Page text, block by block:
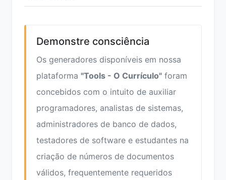
Demonstre consciência
Os generadores disponíveis em nossa
plataforma "Tools - O Currículo" foram
concebidos com o intuito de auxiliar
programadores, analistas de sistemas,
administradores de banco de dados,
testadores de software e estudantes na
criação de números de documentos
válidos, frequentemente requeridos